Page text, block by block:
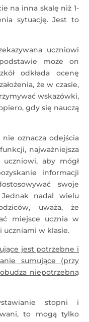
na inna skalę niż 1-
sytuację. Jest to
uczniowi
może on
odkłada ocenę
że w czasie,
wskazówki,
gdy się nauczą
oznacza odejścia
najważniejsza
aby mógł
informacji
swoje
nadal wielu
uważa, że
miejsce ucznia w
uczniami w klasie.
jest potrzebne i
sumujące (przy
niepotrzebną
stopni i
to mogą tylko